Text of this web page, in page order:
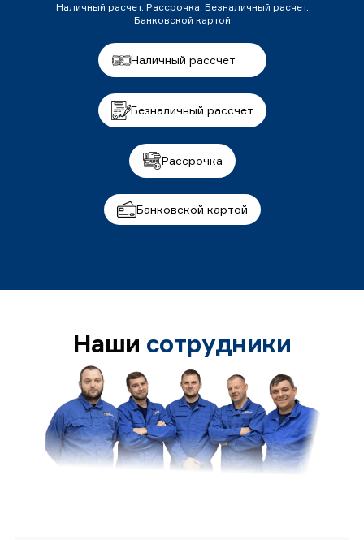
Наличный расчет. Рассрочка. Безналичный расчет.
Банковской картой
Наличный рассчет
Безналичный рассчет
Рассрочка
Банковской картой
Наши сотрудники